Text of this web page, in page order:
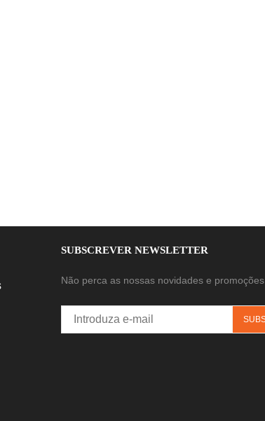
SUBSCREVER NEWSLETTER
Não perca as nossas novidades e promoções